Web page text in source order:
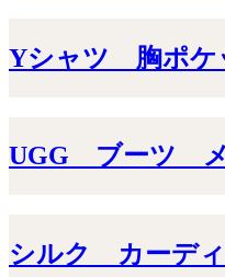
Yシャツ 胸ポ
UGG ブーツ メ
シルク カーデ